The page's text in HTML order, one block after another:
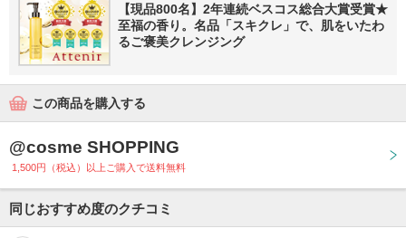
【現品800名】2年連続ベスコス総合大賞受賞★
至福の香り。名品「スキクレ」で、肌をいたわ
るご褒美クレンジング
この商品を購入する
@cosme SHOPPING
1,500円（税込）以上ご購入で送料無料
同じおすすめ度のクチコミ